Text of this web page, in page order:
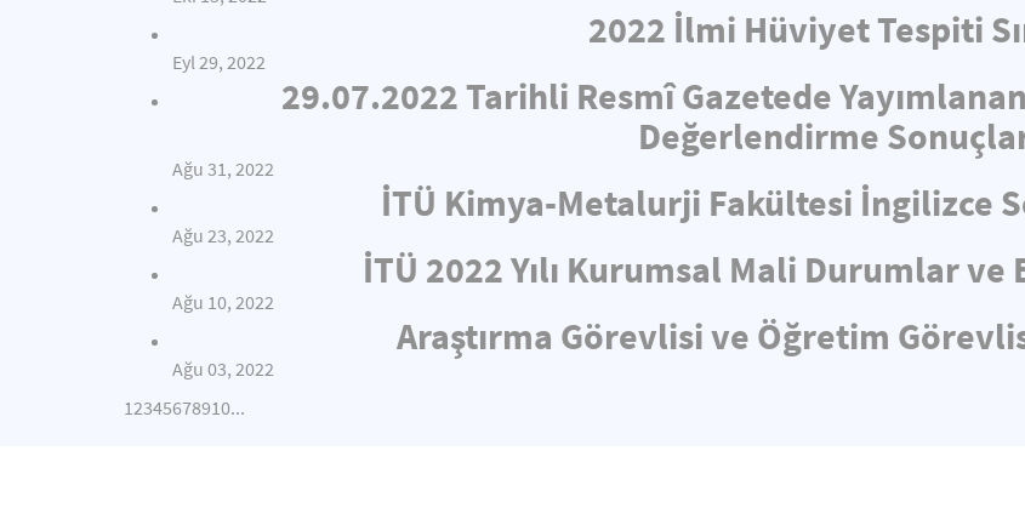
2022 İlmi Hüviyet Tespiti
Eyl 29, 2022
29.07.2022 Tarihli Resmî Gazetede
Değerlendirme
Ağu 31, 2022
İTÜ Kimya-Metalurji Fakültesi İngilizce
Ağu 23, 2022
İTÜ 2022 Yılı Kurumsal Mali Durumlar
Ağu 10, 2022
Araştırma Görevlisi ve Öğretim
Ağu 03, 2022
12345678910...